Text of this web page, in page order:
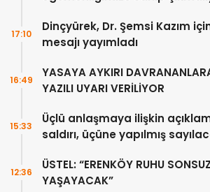
Dinçyürek, Dr. Şemsi Kazım
mesajı yayımladı
17:10
YASAYA AYKIRI
YAZILI UYARI VERİLİYOR
16:49
Üçlü anlaşmaya ilişkin
saldırı, üçüne yapılmış
15:33
ÜSTEL: “ERENKÖY RUHU
YAŞAYACAK”
12:36